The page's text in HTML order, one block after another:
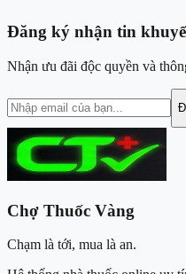
Đăng ký nhận tin
Nhận ưu đãi độc quyền và
Chợ Thuốc Vàng
Chạm là tới, mua là an.